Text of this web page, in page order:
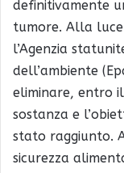
definitivamente
tumore. Alla
l’Agenzia
dell’ambiente
eliminare, entro
sostanza e
stato raggiunto.
sicurezza